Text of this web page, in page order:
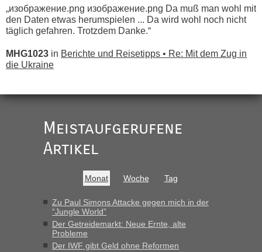
„изображение.png изображение.png Da muß man wohl mit
den Daten etwas herumspielen ... Da wird wohl noch nicht
täglich gefahren. Trotzdem Danke.“
MHG1023 in Berichte und Reisetipps • Re: Mit dem Zug in
die Ukraine
Ist korrekt, aber ich finde man hätte trotzdem im Text gleich
darauf hinweisen können.
War aber nicht "böse" gemeint ...
buchbar - warum auch immer ...
Hab´s versucht - bekomme aber immer angezeigt "auf dieser
Strecke fahren wir nicht"
Meistaufgerufene
Artikel
Monat Woche Tag
Zu Paul Simons Attacke gegen mich in der
“Jungle World”
Der Getreidemarkt: Neue Ernte, alte
Probleme
Der IWF gibt Geld ohne Reformen